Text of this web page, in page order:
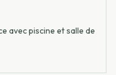
avec piscine et salle de